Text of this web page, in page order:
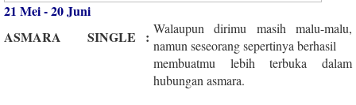
21 Mei - 20 Juni
ASMARA
SINGLE : Walaupun dirimu masih malu-malu,
namun seseorang sepertinya berhasil
membuatmu lebih terbuka dalam
hubungan asmara.